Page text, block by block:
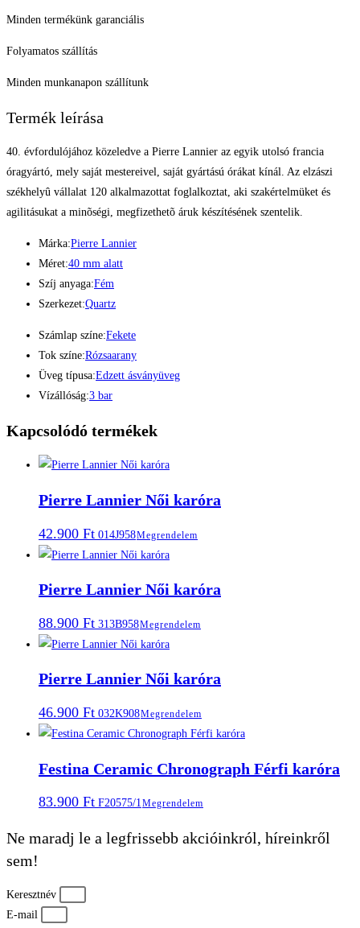
Minden termékünk garanciális
Folyamatos szállítás
Minden munkanapon szállítunk
Termék leírása
40. évfordulójához közeledve a Pierre Lannier az egyik utolsó francia
óragyártó, mely saját mestereivel, saját gyártású órákat kínál. Az elzászi
székhelyû vállalat 120 alkalmazottat foglalkoztat, aki szakértelmüket és
agilitásukat a minõségi, megfizethetõ áruk készítésének szentelik.
Márka:Pierre Lannier
Méret:40 mm alatt
Szíj anyaga:Fém
Szerkezet:Quartz
Számlap színe:Fekete
Tok színe:Rózsaarany
Üveg típusa:Edzett ásványüveg
Vízállóság:3 bar
Kapcsolódó termékek
Pierre Lannier Női karóra
42.900 Ft 014J958Megrendelem
Pierre Lannier Női karóra
88.900 Ft 313B958Megrendelem
Pierre Lannier Női karóra
46.900 Ft 032K908Megrendelem
Festina Ceramic Chronograph Férfi karóra
83.900 Ft F20575/1Megrendelem
Ne maradj le a legfrissebb akcióinkról, híreinkről
sem!
Keresztnév
E-mail